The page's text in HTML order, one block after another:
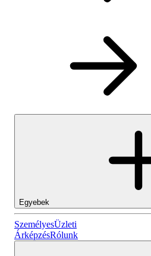
Egyebek
SzemélyesÜzleti
ÁrképzésRólunk